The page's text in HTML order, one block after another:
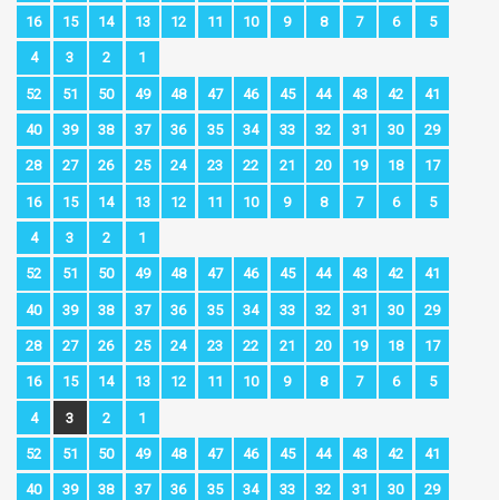
16 15 14 13 12 11 10 9 8 7 6 5
4 3 2 1
52 51 50 49 48 47 46 45 44 43 42 41
40 39 38 37 36 35 34 33 32 31 30 29
28 27 26 25 24 23 22 21 20 19 18 17
16 15 14 13 12 11 10 9 8 7 6 5
4 3 2 1
52 51 50 49 48 47 46 45 44 43 42 41
40 39 38 37 36 35 34 33 32 31 30 29
28 27 26 25 24 23 22 21 20 19 18 17
16 15 14 13 12 11 10 9 8 7 6 5
4 3 2 1
52 51 50 49 48 47 46 45 44 43 42 41
40 39 38 37 36 35 34 33 32 31 30 29